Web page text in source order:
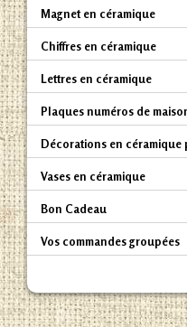
Magnet en céramique
Chiffres en céramique
Lettres en céramique
Plaques numéros de
Décorations en céramique
Vases en céramique
Bon Cadeau
Vos commandes groupées